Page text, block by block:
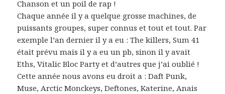
Chanson et un poil de rap !
Chaque année il y a quelque grosse machines, de
puissants groupes, super connus et tout et tout. Par
exemple l’an dernier il y a eu : The killers, Sum 41
était prévu mais il y a eu un pb, sinon il y avait
Eths, Vitalic Bloc Party et d’autres que j’ai oublié !
Cette année nous avons eu droit a : Daft Punk,
Muse, Arctic Monckeys, Deftones, Katerine, Anais